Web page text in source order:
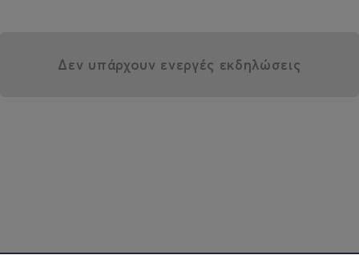
Δεν υπάρχουν ενεργές εκδηλώσεις